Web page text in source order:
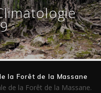
la Forêt de la Massane
de la Forêt de la Massane.